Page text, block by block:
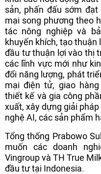
sản, phấn đấu sớm
mại song phương theo
tác nông nghiệp và
khuyến khích, tạo
đầu tư thuận lợi vào thị
các lĩnh vực mới như
đổi năng lượng, phát
mại điện tử, giao
thiết kế và gia công
xuất, xây dựng giải
nghệ AI, các sản phẩm
Tổng thống Prabowo
muốn các doanh
Vingroup và TH True
đầu tư tại Indonesia.